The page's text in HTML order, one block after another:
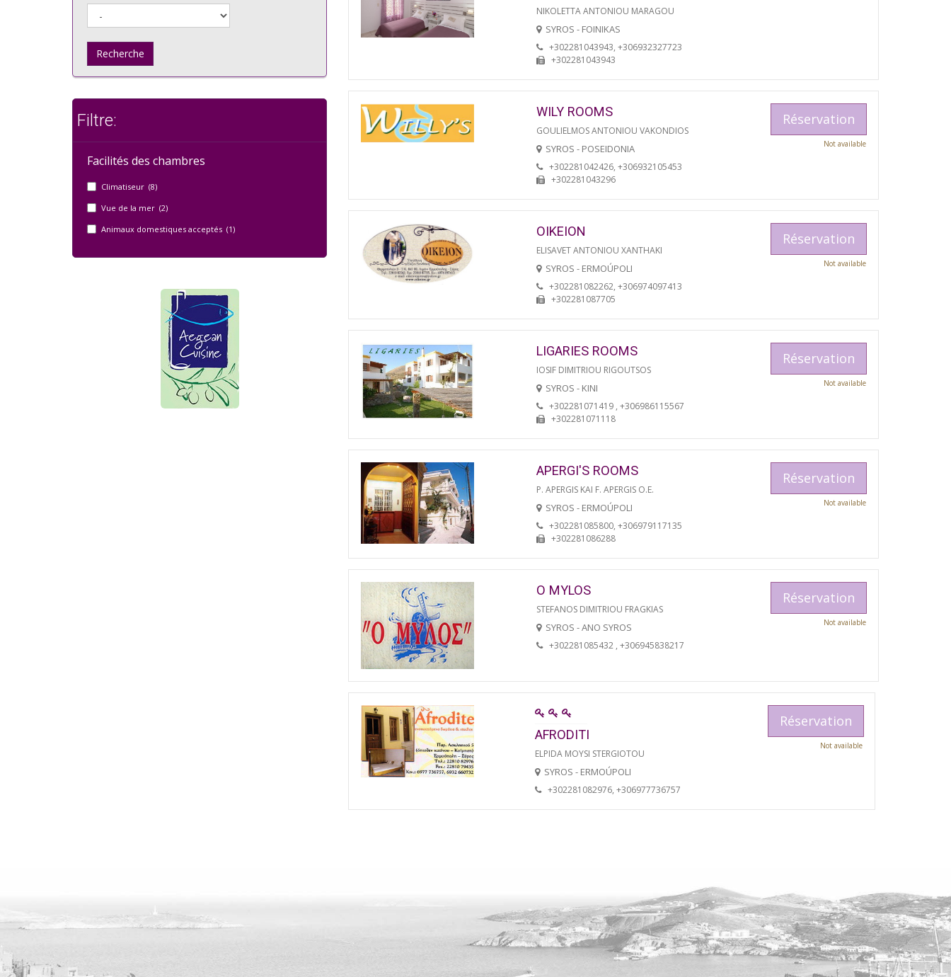
Recherche
Filtre:
Facilités des chambres
Climatiseur (8)
Vue de la mer (2)
Animaux domestiques acceptés (1)
NIKOLETTA ANTONIOU MARAGOU
SYROS - FOINIKAS
+302281043943, +306932327723
+302281043943
WILY ROOMS
GOULIELMOS ANTONIOU VAKONDIOS
SYROS - POSEIDONIA
+302281042426, +306932105453
+302281043296
Réservation
Not available
OIKEION
ELISAVET ANTONIOU XANTHAKI
SYROS - ERMOÚPOLI
+302281082262, +306974097413
+302281087705
Réservation
Not available
LIGARIES ROOMS
IOSIF DIMITRIOU RIGOUTSOS
SYROS - KINI
+302281071419 , +306986115567
+302281071118
Réservation
Not available
APERGI'S ROOMS
P. APERGIS KAI F. APERGIS O.E.
SYROS - ERMOÚPOLI
+302281085800, +306979117135
+302281086288
Réservation
Not available
O MYLOS
STEFANOS DIMITRIOU FRAGKIAS
SYROS - ANO SYROS
+302281085432 , +306945838217
Réservation
Not available
AFRODITI
ELPIDA MOYSI STERGIOTOU
SYROS - ERMOÚPOLI
+302281082976, +306977736757
Réservation
Not available